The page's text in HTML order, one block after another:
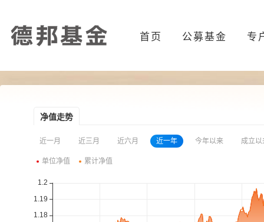
首页 公募基金 专
净值走势
近一月 近三月 近六月 近一年 今年以来 成立以